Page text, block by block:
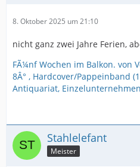
8. Oktober 2025 um 21:10
nicht ganz zwei Jahre Ferien,
FÃ¼nf Wochen im Balkon. von
8Â° , Hardcover/Pappeinband
Antiquariat, Einzelunternehmen
Stahlelefant
Meister